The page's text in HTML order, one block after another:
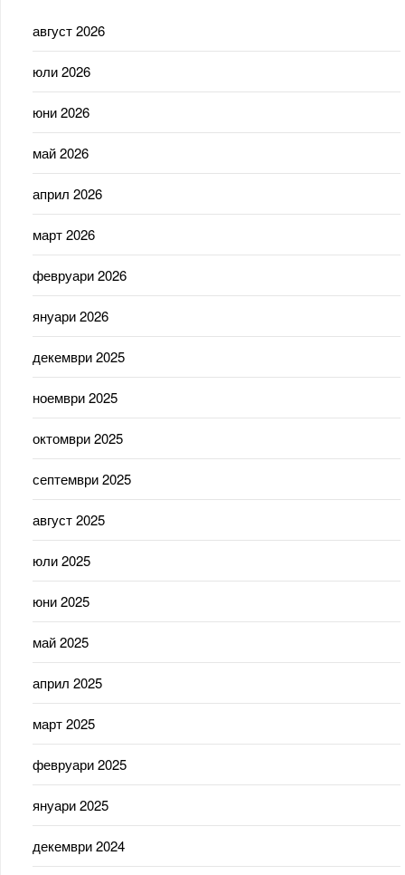
август 2026
юли 2026
юни 2026
май 2026
април 2026
март 2026
февруари 2026
януари 2026
декември 2025
ноември 2025
октомври 2025
септември 2025
август 2025
юли 2025
юни 2025
май 2025
април 2025
март 2025
февруари 2025
януари 2025
декември 2024